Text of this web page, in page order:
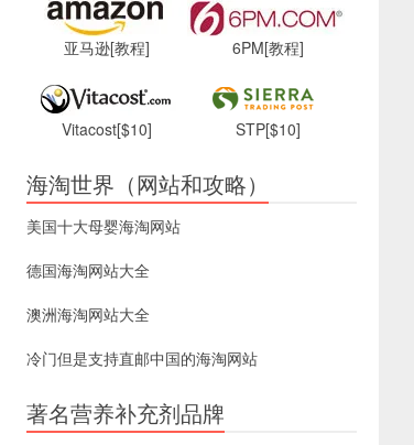
亚马逊[教程] 6PM[教程]
Vitacost[$10] STP[$10]
海淘世界（网站和攻略）
美国十大母婴海淘网站
德国海淘网站大全
澳洲海淘网站大全
冷门但是支持直邮中国的海淘网站
著名营养补充剂品牌